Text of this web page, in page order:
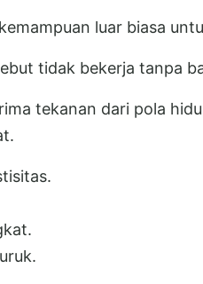
luar biasa
tidak bekerja tanpa
tekanan dari pola